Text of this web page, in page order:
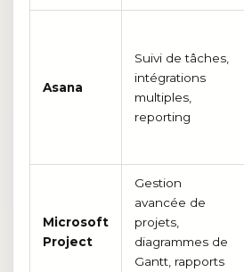
Asana
Suivi de tâches,
intégrations
multiples,
reporting
Microsoft
Project
Gestion
avancée de
projets,
diagrammes de
Gantt, rapports